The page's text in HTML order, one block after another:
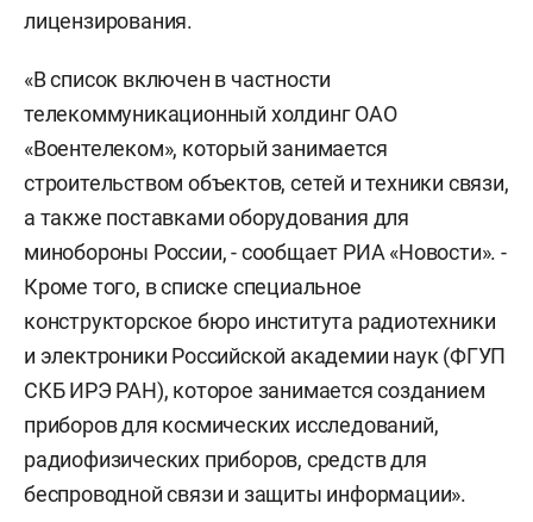
лицензирования.
«В список включен в частности
телекоммуникационный холдинг ОАО
«Воентелеком», который занимается
строительством объектов, сетей и техники связи,
а также поставками оборудования для
минобороны России, - сообщает РИА «Новости». -
Кроме того, в списке специальное
конструкторское бюро института радиотехники
и электроники Российской академии наук (ФГУП
СКБ ИРЭ РАН), которое занимается созданием
приборов для космических исследований,
радиофизических приборов, средств для
беспроводной связи и защиты информации».